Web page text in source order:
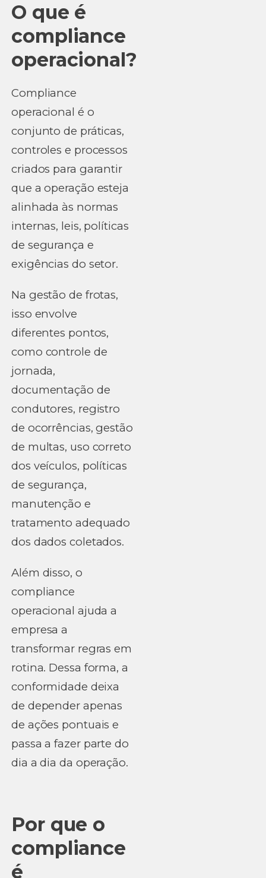
O que é
compliance
operacional?
Compliance
operacional é o
conjunto de práticas,
controles e processos
criados para garantir
que a operação esteja
alinhada às normas
internas, leis, políticas
de segurança e
exigências do setor.
Na gestão de frotas,
isso envolve
diferentes pontos,
como controle de
jornada,
documentação de
condutores, registro
de ocorrências, gestão
de multas, uso correto
dos veículos, políticas
de segurança,
manutenção e
tratamento adequado
dos dados coletados.
Além disso, o
compliance
operacional ajuda a
empresa a
transformar regras em
rotina. Dessa forma, a
conformidade deixa
de depender apenas
de ações pontuais e
passa a fazer parte do
dia a dia da operação.
Por que o
compliance
é